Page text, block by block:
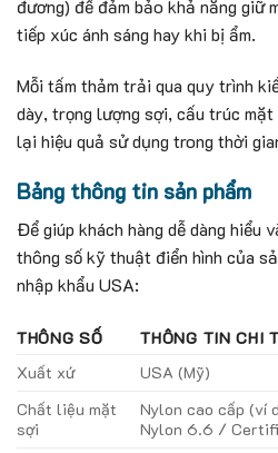
đương) để đảm bảo khả năng giữ
tiếp xúc ánh sáng hay khi bị ẩm.
Mỗi tấm thảm trải qua quy trình
dày, trọng lượng sợi, cấu trúc mặt
lại hiệu quả sử dụng trong thời
Bảng thông tin sản phẩm
Để giúp khách hàng dễ dàng hiểu
thông số kỹ thuật điển hình của
nhập khẩu USA:
THÔNG SỐ
THÔNG TIN CHI
Xuất xứ
USA (Mỹ)
Chất liệu mặt
sợi
Nylon cao cấp (ví
Nylon 6.6 /